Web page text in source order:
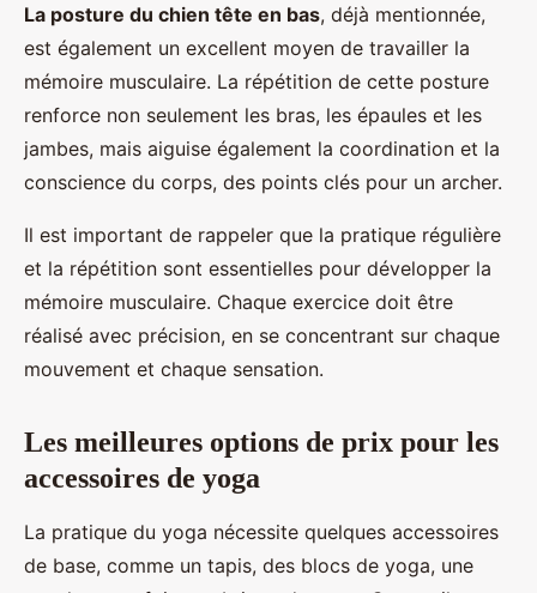
La posture du chien tête en bas, déjà mentionnée,
est également un excellent moyen de travailler la
mémoire musculaire. La répétition de cette posture
renforce non seulement les bras, les épaules et les
jambes, mais aiguise également la coordination et la
conscience du corps, des points clés pour un archer.
Il est important de rappeler que la pratique régulière
et la répétition sont essentielles pour développer la
mémoire musculaire. Chaque exercice doit être
réalisé avec précision, en se concentrant sur chaque
mouvement et chaque sensation.
Les meilleures options de prix pour les
accessoires de yoga
La pratique du yoga nécessite quelques accessoires
de base, comme un tapis, des blocs de yoga, une